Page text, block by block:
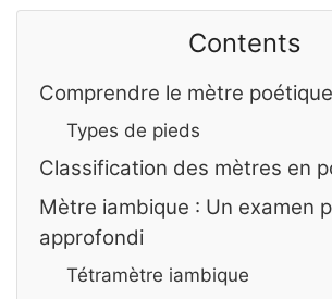
Contents
Comprendre le mètre poétique
Types de pieds
Classification des mètres en
Mètre iambique : Un examen
approfondi
Tétramètre iambique